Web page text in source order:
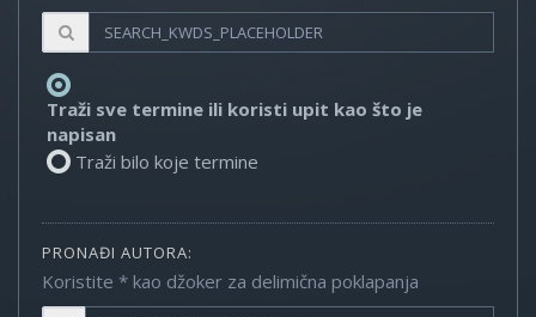
Traži sve termine ili koristi upit kao što je
napisan
Traži bilo koje termine
PRONAĐI AUTORA:
Koristite * kao džoker za delimična poklapanja